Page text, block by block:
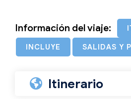
Información del viaje:
INCLUYE SALIDAS Y
Itinerario